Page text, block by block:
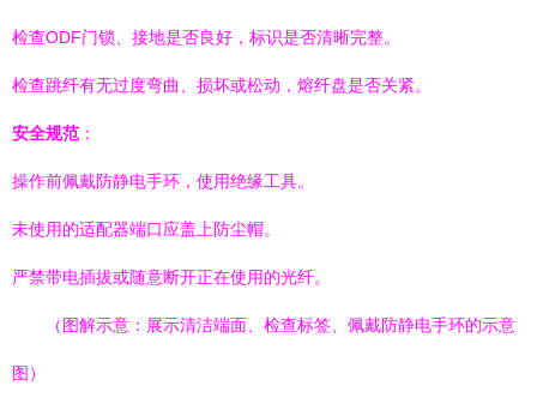
检查ODF门锁、接地是否良好，标识是否清晰完整。
检查跳纤有无过度弯曲、损坏或松动，熔纤盘是否关紧。
安全规范 ：
操作前佩戴防静电手环，使用绝缘工具。
未使用的适配器端口应盖上防尘帽。
严禁带电插拔或随意断开正在使用的光纤。
（图解示意：展示清洁端面、检查标签、佩戴防静电手环的示意
图）